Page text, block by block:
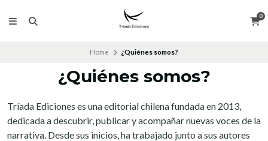
0
Home ¿Quiénes somos?
¿Quiénes somos?
Tríada Ediciones es una editorial chilena fundada en 2013,
dedicada a descubrir, publicar y acompañar nuevas voces de la
narrativa. Desde sus inicios, ha trabajado junto a sus autores